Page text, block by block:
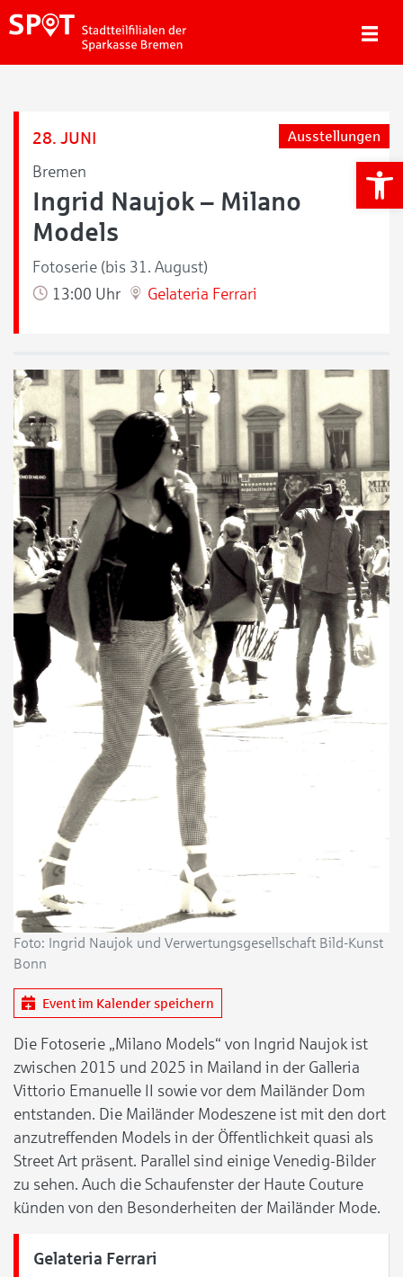
28. JUNI
Bremen
Ausstellungen
Ingrid Naujok – Milano
Models
Fotoserie (bis 31. August)
13:00 Uhr
Gelateria Ferrari
Foto: Ingrid Naujok und Verwertungsgesellschaft Bild-Kunst
Bonn
Event im Kalender speichern
Die Fotoserie „Milano Models“ von Ingrid Naujok ist
zwischen 2015 und 2025 in Mailand in der Galleria
Vittorio Emanuelle II sowie vor dem Mailänder Dom
entstanden. Die Mailänder Modeszene ist mit den dort
anzutreffenden Models in der Öffentlichkeit quasi als
Street Art präsent. Parallel sind einige Venedig-Bilder
zu sehen. Auch die Schaufenster der Haute Couture
künden von den Besonderheiten der Mailänder Mode.
Gelateria Ferrari